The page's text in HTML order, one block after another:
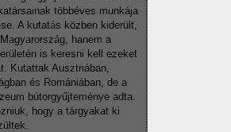
többéves munkája
A kutatás közben kiderült,
hanem a
is keresni kell ezeket
Kutattak Ausztriában,
és Romániában, de a
bútorgyűjteménye adta.
hogy a tárgyakat ki